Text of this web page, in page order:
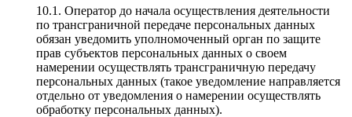
Оператор до начала осуществления деятельности
по трансграничной передаче персональных данных
обязан уведомить уполномоченный орган по защите
прав субъектов персональных данных о своем
намерении осуществлять трансграничную передачу
персональных данных (такое уведомление направляется
отдельно от уведомления о намерении осуществлять
обработку персональных данных).